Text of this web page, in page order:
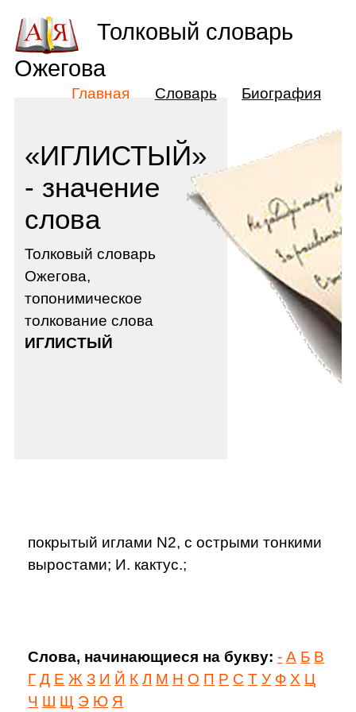
«ИГЛИСТЫЙ»
- значение
слова
Толковый словарь
Ожегова,
топонимическое
толкование слова
ИГЛИСТЫЙ
покрытый иглами N2, с острыми тонкими
выростами; И. кактус.;
Слова, начинающиеся на букву: - А Б В
Г Д Е Ж З И Й К Л М Н О П Р С Т У Ф Х Ц
Ч Ш Щ Э Ю Я
Толковый словарь
Ожегова
Главная Словарь Биография